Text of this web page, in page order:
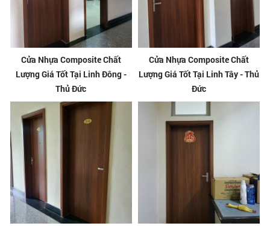
Cửa Nhựa Composite Chất
Lượng Giá Tốt Tại Linh Đông -
Thủ Đức
Cửa Nhựa Composite Chất
Lượng Giá Tốt Tại Linh Tây - Thủ
Đức